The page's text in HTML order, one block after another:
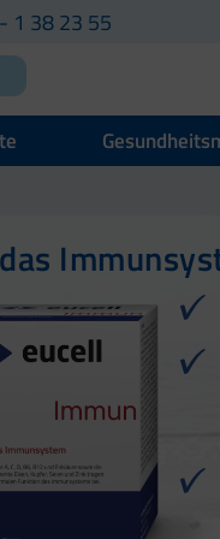
1 38 23 55
Haare
natürliche